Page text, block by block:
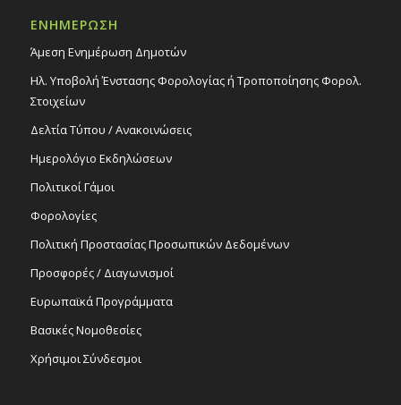
ΕΝΗΜΕΡΩΣΗ
Άμεση Ενημέρωση Δημοτών
Ηλ. Υποβολή Ένστασης Φορολογίας ή Τροποποίησης Φορολ.
Στοιχείων
Δελτία Τύπου / Ανακοινώσεις
Ημερολόγιο Εκδηλώσεων
Πολιτικοί Γάμοι
Φορολογίες
Πολιτική Προστασίας Προσωπικών Δεδομένων
Προσφορές / Διαγωνισμοί
Ευρωπαϊκά Προγράμματα
Βασικές Νομοθεσίες
Χρήσιμοι Σύνδεσμοι